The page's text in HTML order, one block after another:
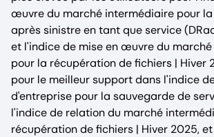
œuvre du marché intermédiaire pour
après sinistre en tant que service
et l'indice de mise en œuvre du
pour la récupération de fichiers | Hiver
pour le meilleur support dans l'indice
d'entreprise pour la sauvegarde de
l'indice de relation du marché
récupération de fichiers | Hiver 2025,